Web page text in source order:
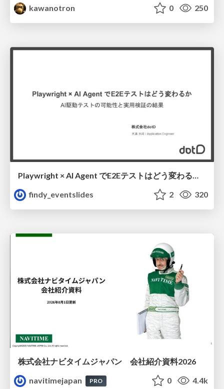
kawanotron
0 250
findy_eventslides
2 320
株式会社ナビタイムジャパン 会社紹介資料2026
navitimejapan
PRO 0 4.4k